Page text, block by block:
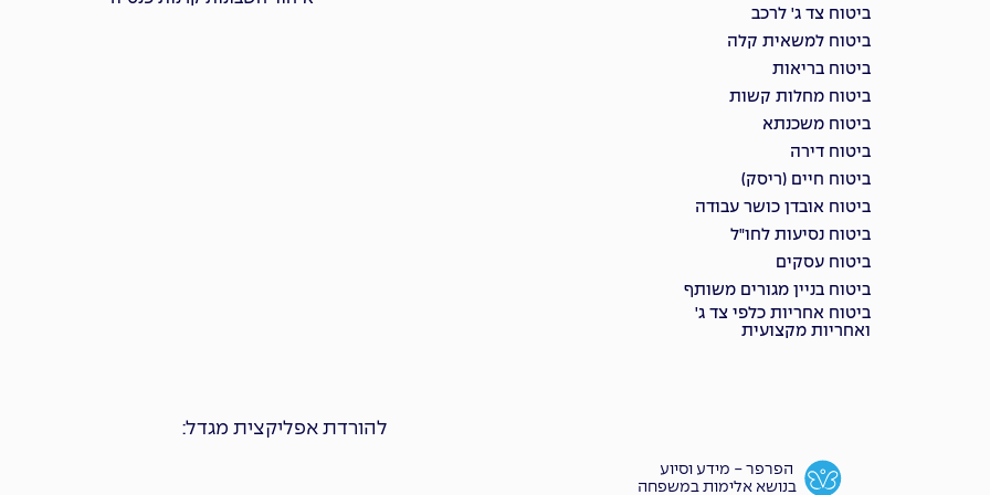
ביטוח צד ג' לרכב
ביטוח למשאית קלה
ביטוח בריאות
ביטוח מחלות קשות
ביטוח משכנתא
ביטוח דירה
ביטוח חיים (ריסק)
ביטוח אובדן כושר עבודה
ביטוח נסיעות לחו"ל
ביטוח עסקים
ביטוח בניין מגורים משותף
ביטוח אחריות כלפי צד ג'
ואחריות מקצועית
הפרפר - מידע וסיוע
בנושא אלימות במשפחה
להורדת אפליקצית מגדל: